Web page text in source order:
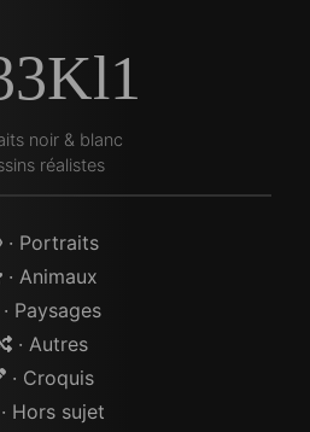
noir & blanc
réalistes
· Portraits
· Animaux
· Paysages
· Autres
· Croquis
· Hors sujet